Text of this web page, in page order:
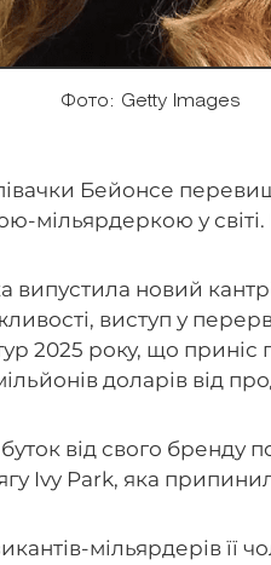
Фото: Getty Images
Бейонсе
мільярдеркою у
випустила новий
виступ у
2025 року, що приніс
доларів від
від свого бренду
Ivy Park, яка
мільярдерів її